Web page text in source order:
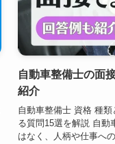
自動車整備士の面
紹介
自動車整備士 資格 種
る質問15選を解説 自動
はなく、人柄や仕事へ